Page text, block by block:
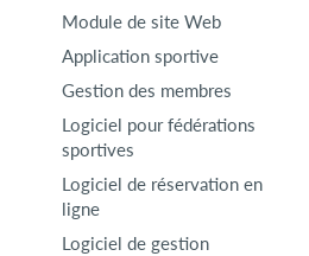
Module de site Web
Application sportive
Gestion des membres
Logiciel pour fédérations
sportives
Logiciel de réservation en
ligne
Logiciel de gestion